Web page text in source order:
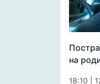
на
18:10 |